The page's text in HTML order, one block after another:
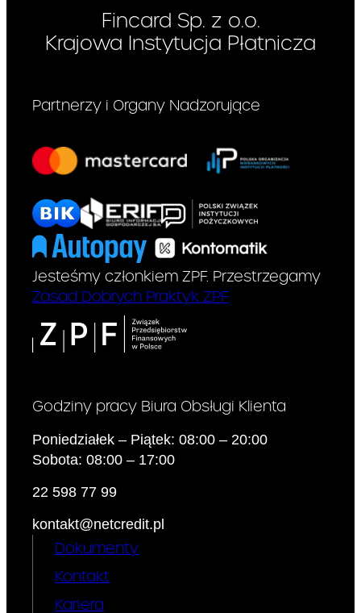
Fincard Sp. z o.o.
Krajowa Instytucja Płatnicza
Partnerzy i Organy Nadzorujące
Jesteśmy członkiem ZPF. Przestrzegamy
Zasad Dobrych Praktyk ZPF
Godziny pracy Biura Obsługi Klienta
Poniedziałek – Piątek: 08:00 – 20:00
Sobota: 08:00 – 17:00
22 598 77 99
kontakt@netcredit.pl
Dokumenty
Kontakt
Kariera